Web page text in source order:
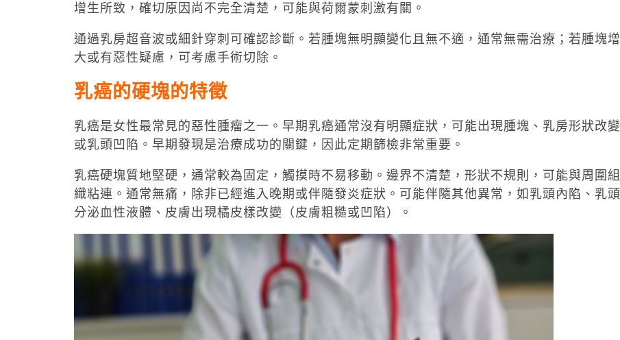
增生所致，確切原因尚不完全清楚，可能與荷爾蒙刺激有關。
通過乳房超音波或細針穿刺可確認診斷。若腫塊無明顯變化且無不適，通常無需治療；若腫塊增
大或有惡性疑慮，可考慮手術切除。
乳癌的硬塊的特徵
乳癌是女性最常見的惡性腫瘤之一。早期乳癌通常沒有明顯症狀，可能出現腫塊、乳房形狀改變
或乳頭凹陷。早期發現是治療成功的關鍵，因此定期篩檢非常重要。
乳癌硬塊質地堅硬，通常較為固定，觸摸時不易移動。邊界不清楚，形狀不規則，可能與周圍組
織粘連。通常無痛，除非已經進入晚期或伴隨發炎症狀。可能伴隨其他異常，如乳頭內陷、乳頭
分泌血性液體、皮膚出現橘皮樣改變（皮膚粗糙或凹陷）。